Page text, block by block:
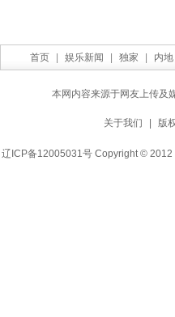
首页 娱乐新闻 独家 内地
本网内容来源于网友上传及
关于我们 版
辽ICP备12005031号 Copyright ©